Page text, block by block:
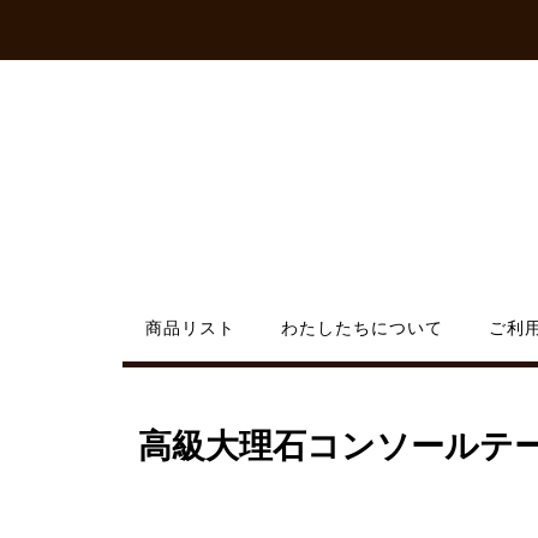
content
商品リスト わたしたちについて ご利
高級大理石コンソール